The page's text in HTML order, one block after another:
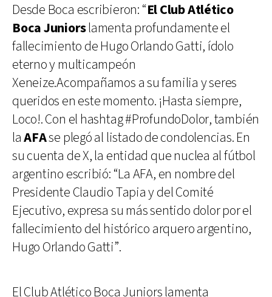
Desde Boca escribieron: “El Club Atlético
Boca Juniorslamenta profundamente el
fallecimiento de Hugo Orlando Gatti, ídolo
eterno y multicampeón
Xeneize.Acompañamos a su familia y seres
queridos en este momento. ¡Hasta siempre,
Loco!. Con el hashtag #ProfundoDolor, también
laAFAse plegó al listado de condolencias. En
su cuenta de X, la entidad que nuclea al fútbol
argentino escribió: “La AFA, en nombre del
Presidente Claudio Tapia y del Comité
Ejecutivo, expresa su más sentido dolor por el
fallecimiento del histórico arquero argentino,
Hugo Orlando Gatti”.
El Club Atlético Boca Juniors lamenta